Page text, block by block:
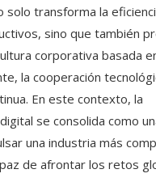
solo transforma la
sino que también
corporativa basada
la cooperación
En este contexto, la
se consolida como
una industria más
de afrontar los retos